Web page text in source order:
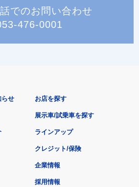
でのお問い合わせ
476-0001
らせ お店を探す
展示車/試乗車を探す
ラインアップ
クレジット/保険
企業情報
採用情報